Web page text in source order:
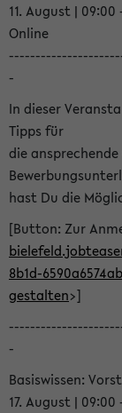
11. August | 09:00
Online
-
In dieser
Tipps für
die
hast Du die
[Button: Zur
8b1d-
gestalten>]
-
Basiswissen:
17. August | 09:00